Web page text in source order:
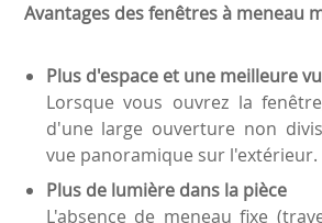
Avantages des fenêtres à meneau
Plus d'espace et une meilleure
Lorsque vous ouvrez la
d'une large ouverture non
vue panoramique sur l'extérieur.
Plus de lumière dans la pièce
L'absence de meneau fixe